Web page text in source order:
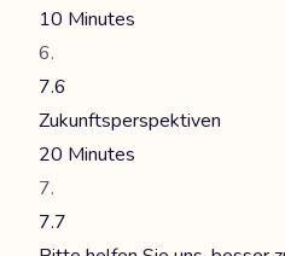
10 Minutes
7.6
Zukunftsperspektiven
20 Minutes
7.7